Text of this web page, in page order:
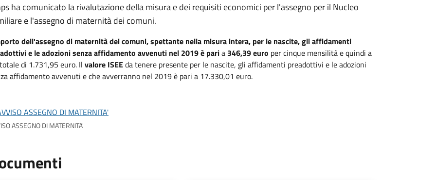
ha comunicato la rivalutazione della misura e dei requisiti economici per l'assegno per il Nucleo
e l'assegno di maternità dei comuni.
dell'assegno di maternità dei comuni, spettante nella misura intera, per le nascite, gli affidamenti
e le adozioni senza affidamento avvenuti nel 2019 è paria 346,39 euro per cinque mensilità e quindi a
di 1.731,95 euro. Il valore ISEEda tenere presente per le nascite, gli affidamenti preadottivi e le adozioni
affidamento avvenuti e che avverranno nel 2019 è pari a 17.330,01 euro.
ASSEGNO DI MATERNITA'